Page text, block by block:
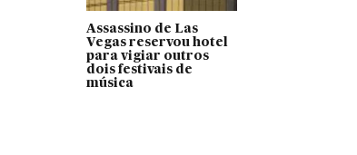
Assassino de Las
Vegas reservou hotel
para vigiar outros
dois festivais de
música